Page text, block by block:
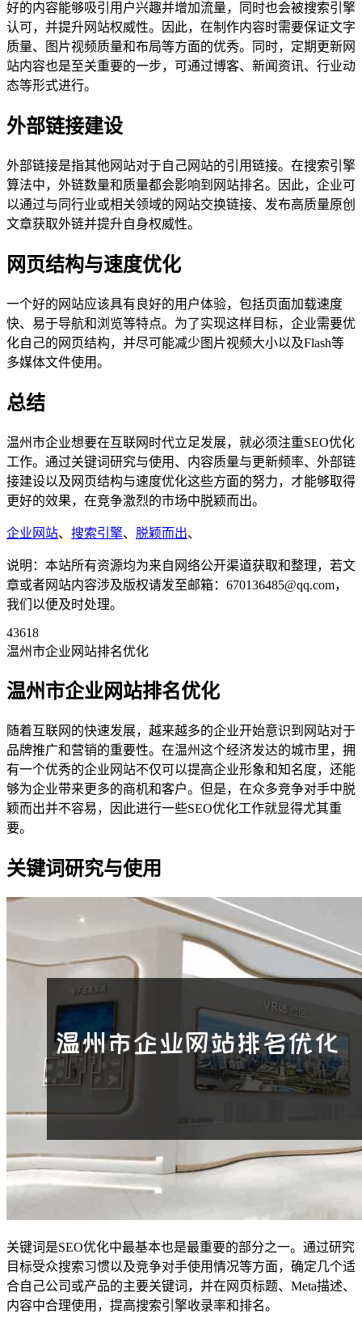
好的内容能够吸引用户兴趣并增加流量，同时也会被搜索引擎
认可，并提升网站权威性。因此，在制作内容时需要保证文字
质量、图片视频质量和布局等方面的优秀。同时，定期更新网
站内容也是至关重要的一步，可通过博客、新闻资讯、行业动
态等形式进行。
外部链接建设
外部链接是指其他网站对于自己网站的引用链接。在搜索引擎
算法中，外链数量和质量都会影响到网站排名。因此，企业可
以通过与同行业或相关领域的网站交换链接、发布高质量原创
文章获取外链并提升自身权威性。
网页结构与速度优化
一个好的网站应该具有良好的用户体验，包括页面加载速度
快、易于导航和浏览等特点。为了实现这样目标，企业需要优
化自己的网页结构，并尽可能减少图片视频大小以及Flash等
多媒体文件使用。
总结
温州市企业想要在互联网时代立足发展，就必须注重SEO优化
工作。通过关键词研究与使用、内容质量与更新频率、外部链
接建设以及网页结构与速度优化这些方面的努力，才能够取得
更好的效果，在竞争激烈的市场中脱颖而出。
企业网站、 搜索引擎、 脱颖而出、
说明：本站所有资源均为来自网络公开渠道获取和整理，若文
章或者网站内容涉及版权请发至邮箱：670136485@qq.com，
我们以便及时处理。
43618
温州市企业网站排名优化
温州市企业网站排名优化
随着互联网的快速发展，越来越多的企业开始意识到网站对于
品牌推广和营销的重要性。在温州这个经济发达的城市里，拥
有一个优秀的企业网站不仅可以提高企业形象和知名度，还能
够为企业带来更多的商机和客户。但是，在众多竞争对手中脱
颖而出并不容易，因此进行一些SEO优化工作就显得尤其重
要。
关键词研究与使用
关键词是SEO优化中最基本也是最重要的部分之一。通过研究
目标受众搜索习惯以及竞争对手使用情况等方面，确定几个适
合自己公司或产品的主要关键词，并在网页标题、Meta描述、
内容中合理使用，提高搜索引擎收录率和排名。